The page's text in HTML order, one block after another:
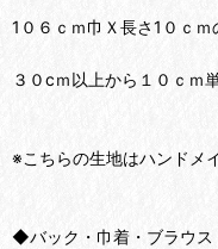
1０６ｃｍ巾Ｘ長さ1０ｃｍ
３０cｍ以上から１０ｃｍ
※こちらの生地はハンドメ
◆バック・巾着・ブラウス